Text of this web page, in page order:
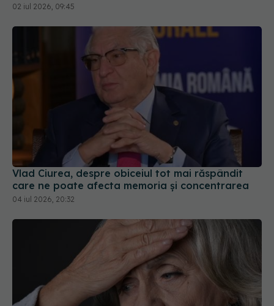
02 iul 2026, 09:45
Vlad Ciurea, despre obiceiul tot mai răspândit
care ne poate afecta memoria și concentrarea
04 iul 2026, 20:32